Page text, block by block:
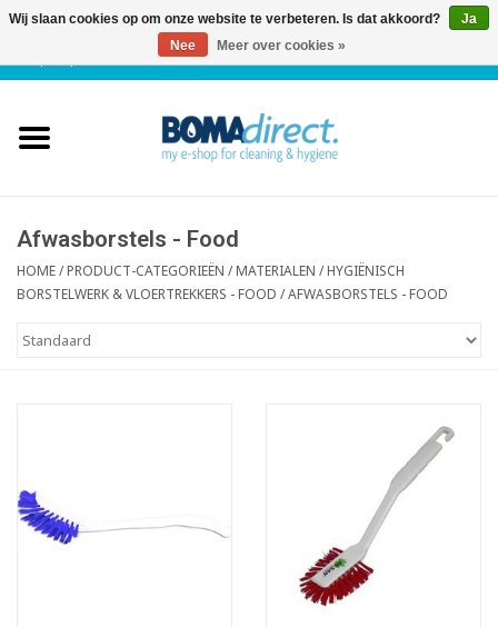
Klantenservice
Blog
Afwasborstels - Food
HOME/PRODUCT-CATEGORIEËN /MATERIALEN /HYGIËNISCH
BORSTELWERK & VLOERTREKKERS - FOOD /AFWASBORSTELS - FOOD
Wij slaan cookies op om onze website te verbeteren. Is dat akkoord?
Ja
Nee
Meer over cookies »